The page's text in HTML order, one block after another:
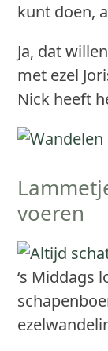
kunt doen,
Ja, dat
met ezel
Nick heeft
voeren
‘s Middags